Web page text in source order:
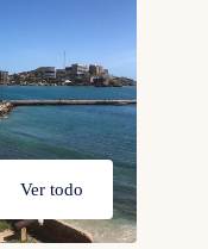
Ver todo